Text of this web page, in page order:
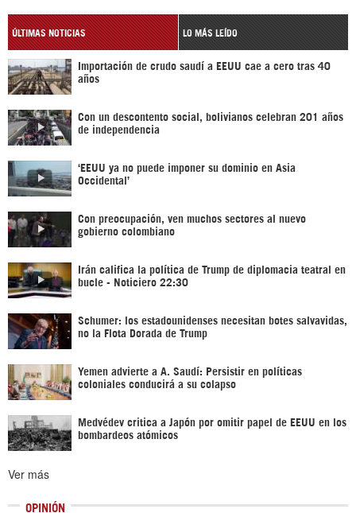
ÚLTIMAS NOTICIAS LO MÁS LEÍDO
Importación de crudo saudí a EEUU cae a cero tras 40
años
Con un descontento social, bolivianos celebran 201 años
de independencia
‘EEUU ya no puede imponer su dominio en Asia
Occidental’
Con preocupación, ven muchos sectores al nuevo
gobierno colombiano
Irán califica la política de Trump de diplomacia teatral en
bucle - Noticiero 22:30
Schumer: los estadounidenses necesitan botes salvavidas,
no la Flota Dorada de Trump
Yemen advierte a A. Saudí: Persistir en políticas
coloniales conducirá a su colapso
Medvédev critica a Japón por omitir papel de EEUU en los
bombardeos atómicos
Ver más
OPINIÓN